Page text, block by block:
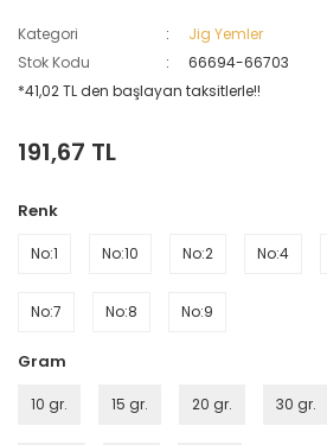
Kategori
Jig Yemler
Stok Kodu
66694-66703
*41,02 TL den başlayan taksitlerle!!
191,67 TL
Renk
No:1 No:10 No:2 No:4
No:7 No:8 No:9
Gram
10 gr. 15 gr. 20 gr. 30 gr.